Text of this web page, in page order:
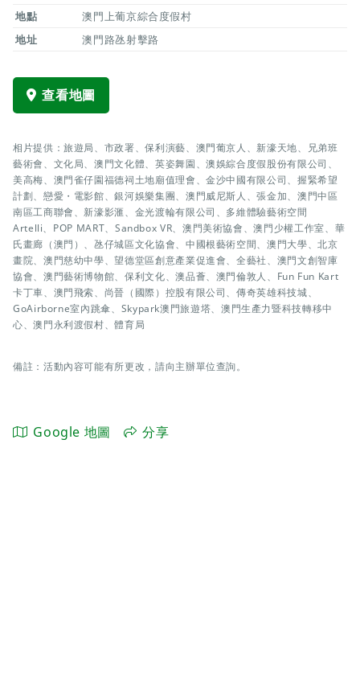
地點
澳門上葡京綜合度假村
地址
澳門路氹射擊路
查看地圖
相片提供：旅遊局、市政署、保利演藝、澳門葡京人、新濠天地、兄弟班
藝術會、文化局、澳門文化體、英姿舞園、澳娛綜合度假股份有限公司、
美高梅、澳門雀仔園福德祠土地廟值理會、金沙中國有限公司、握緊希望
計劃、戀愛・電影館、銀河娛樂集團、澳門威尼斯人、張金加、澳門中區
南區工商聯會、新濠影滙、金光渡輪有限公司、多維體驗藝術空間
Artelli、POP MART、Sandbox VR、澳門美術協會、澳門少權工作室、華
氏畫廊（澳門）、氹仔城區文化協會、中國根藝術空間、澳門大學、北京
畫院、澳門慈幼中學、望德堂區創意產業促進會、全藝社、澳門文創智庫
協會、澳門藝術博物館、保利文化、澳品薈、澳門倫敦人、Fun Fun Kart
卡丁車、澳門飛索、尚晉（國際）控股有限公司、傳奇英雄科技城、
GoAirborne室內跳傘、Skypark澳門旅遊塔、澳門生產力暨科技轉移中
心、澳門永利渡假村、體育局
備註：活動內容可能有所更改，請向主辦單位查詢。
Google 地圖 分享